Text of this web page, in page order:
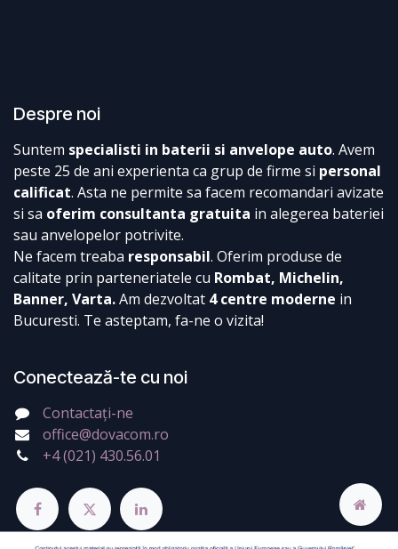
Despre noi
Suntem specialisti in baterii si anvelope auto. Avem
peste 25 de ani experienta ca grup de firme si personal
calificat. Asta ne permite sa facem recomandari avizate
si sa oferim consultanta gratuita in alegerea bateriei
sau anvelopelor potrivite.
Ne facem treaba responsabil. Oferim produse de
calitate prin parteneriatele cu Rombat, Michelin,
Banner, Varta.Am dezvoltat 4 centre moderne in
Bucuresti. Te asteptam, fa-ne o vizita!
Conectează-te cu noi
Contactați-ne
office@dovacom.ro
+4 (021) 430.56.01